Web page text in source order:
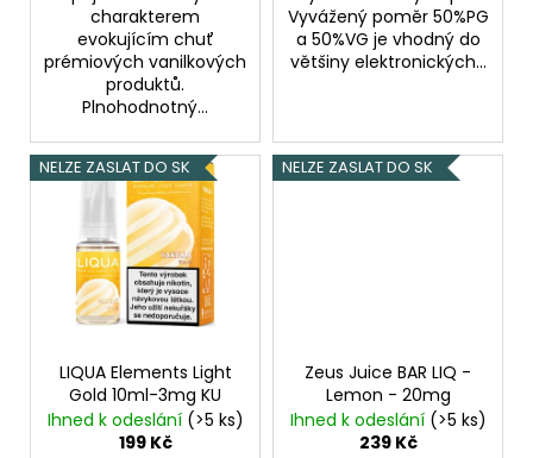
charakterem
evokujícím chuť
prémiových vanilkových
produktů.
Plnohodnotný...
Vyvážený poměr 50%PG
a 50%VG je vhodný do
většiny elektronických...
NELZE ZASLAT DO SK
LIQUA Elements Light
Gold 10ml-3mg KU
Ihned k odeslání (>5 ks)
199 Kč
NELZE ZASLAT DO SK
Zeus Juice BAR LIQ -
Lemon - 20mg
Ihned k odeslání (>5 ks)
239 Kč